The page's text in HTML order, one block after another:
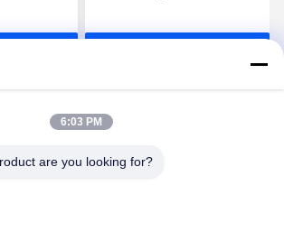
cm gaze à bandages
6:03 PM
are you looking for?